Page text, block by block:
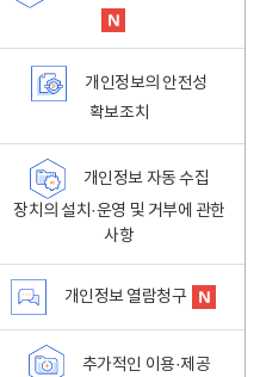
개인정보의 안전성
확보조치
개인정보 자동 수집
장치의 설치·운영 및 거부에 관한
사항
개인정보 열람청구
추가적인 이용·제공